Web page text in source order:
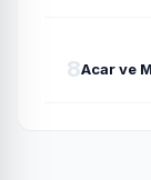
8Acar ve